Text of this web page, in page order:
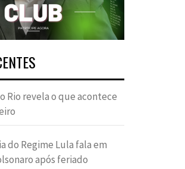
Rio revela o que acontece
do Regime Lula fala em
após feriado